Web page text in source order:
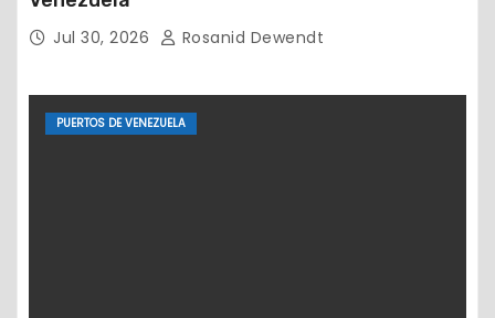
Jul 30, 2026 Rosanid Dewendt
PUERTOS DE VENEZUELA